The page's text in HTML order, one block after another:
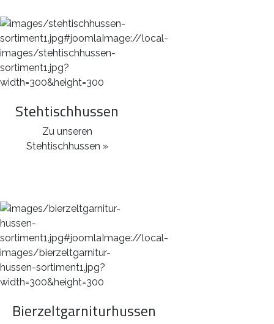
Stehtischhussen
Zu unseren
Stehtischhussen »
Bierzeltgarniturhussen